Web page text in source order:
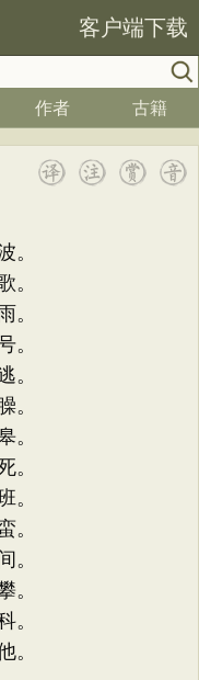
客户端下载
作者 古籍
。
。
。
。
。
。
。
。
。
。
。
。
。
。